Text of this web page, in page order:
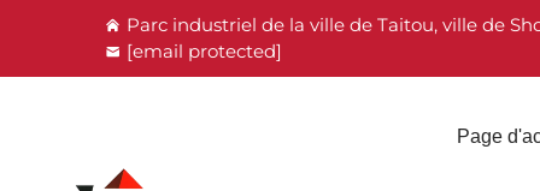
Parc industriel de la ville de Taitou, ville de
[email protected]
Page